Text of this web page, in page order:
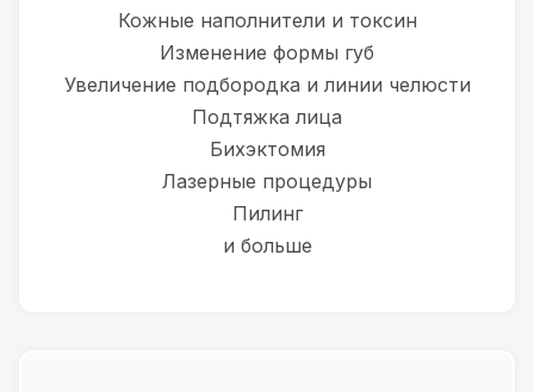
Кожные наполнители и токсин
Изменение формы губ
Увеличение подбородка и линии челюсти
Подтяжка лица
Бихэктомия
Лазерные процедуры
Пилинг
и больше